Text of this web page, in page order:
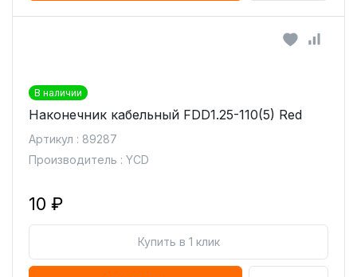
В наличии
Наконечник кабельный FDD1.25-110(5) Red
Артикул : 89287
Производитель : YCD
10 ₽
Купить в 1 клик